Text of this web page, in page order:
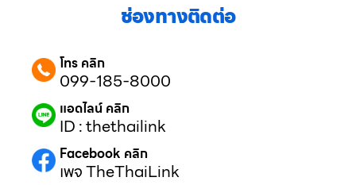
ช่องทางติดต่อ
โทร คลิก
099-185-8000
แอดไลน์ คลิก
ID : thethailink
Facebook คลิก
เพจ TheThaiLink